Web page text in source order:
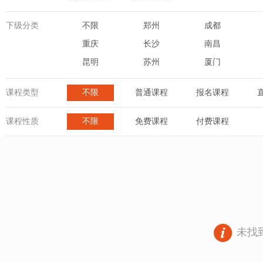
下级分类 不限 郑州 成都
重庆 长沙 南昌
昆明 苏州 厦门
课程类型 不限 普通课程 报名课程
课程性质 不限 免费课程 付费课程
未找